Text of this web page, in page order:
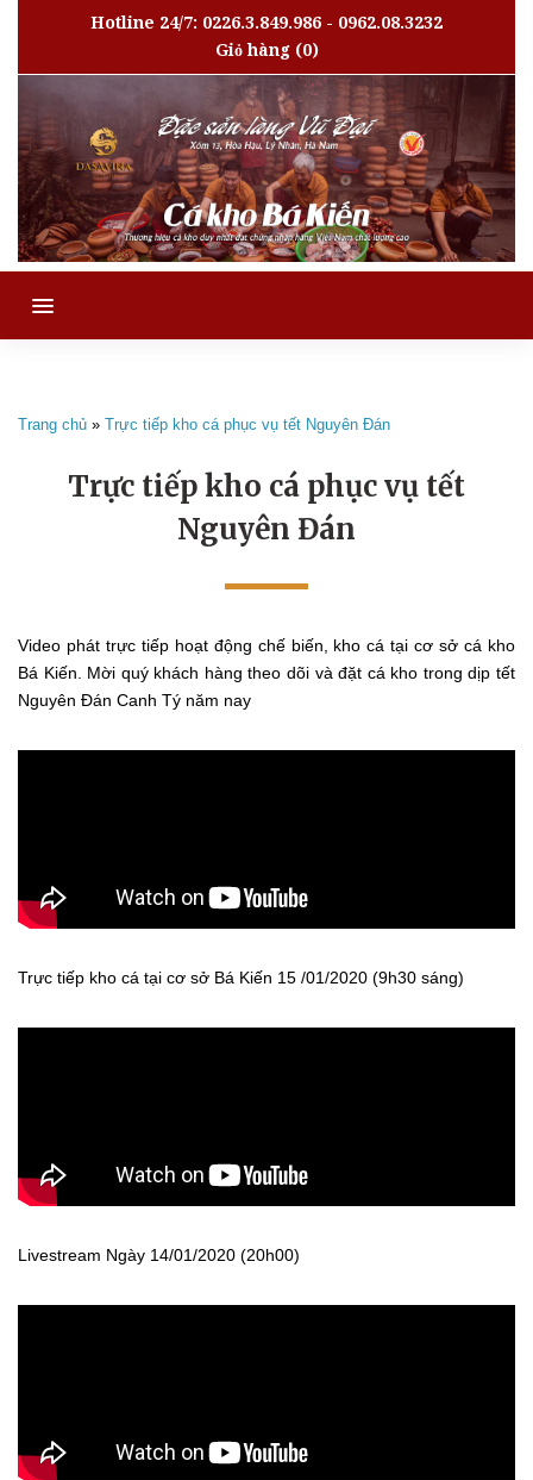
Hotline 24/7: 0226.3.849.986 - 0962.08.3232
Giỏ hàng(0)
MENU
Trang chủ » Trực tiếp kho cá phục vụ tết Nguyên Đán
Trực tiếp kho cá phục vụ tết
Nguyên Đán
Video phát trực tiếp hoạt động chế biến, kho cá tại cơ sở cá kho
Bá Kiến. Mời quý khách hàng theo dõi và đặt cá kho trong dịp tết
Nguyên Đán Canh Tý năm nay
Trực tiếp kho cá tại cơ sở Bá Kiến 15 /01/2020 (9h30 sáng)
Livestream Ngày 14/01/2020 (20h00)